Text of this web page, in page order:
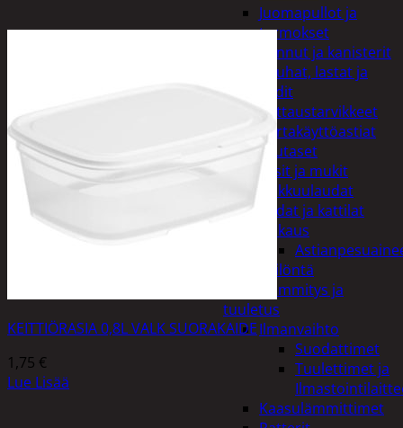
Juomapullot ja
termokset
Kannut ja kanisterit
Kauhat, lastat ja
sudit
Kattaustarvikkeet
Kertakäyttöastiat
Lautaset
Lasit ja mukit
Leikkuulaudat
Padat ja kattilat
Tiskaus
Säilöntä
Kodin lämmitys ja
tuuletus
Ilmanvaihto
Suodattimet
Tuulettimet ja
Kaasulämmittimet
KEITTIÖRASIA 0,8L VALK SUORAKAIDE
1,75 €
Lue Lisää